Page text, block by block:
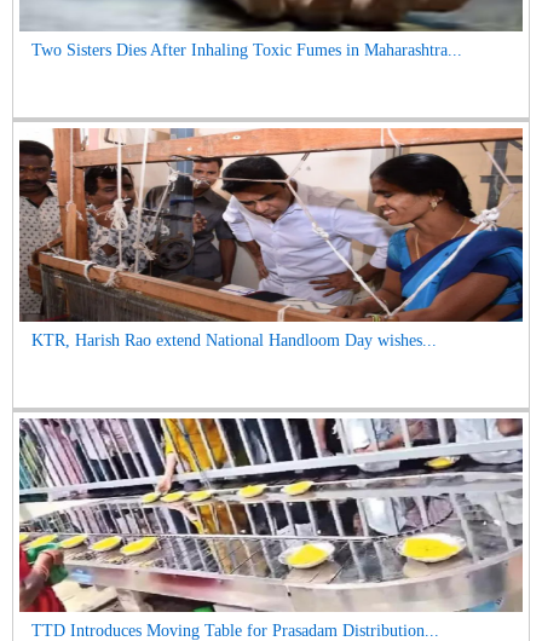
Two Sisters Dies After Inhaling Toxic Fumes in Maharashtra...
KTR, Harish Rao extend National Handloom Day wishes...
TTD Introduces Moving Table for Prasadam Distribution...